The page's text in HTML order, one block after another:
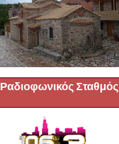
Ραδιοφωνικός Σταθμός